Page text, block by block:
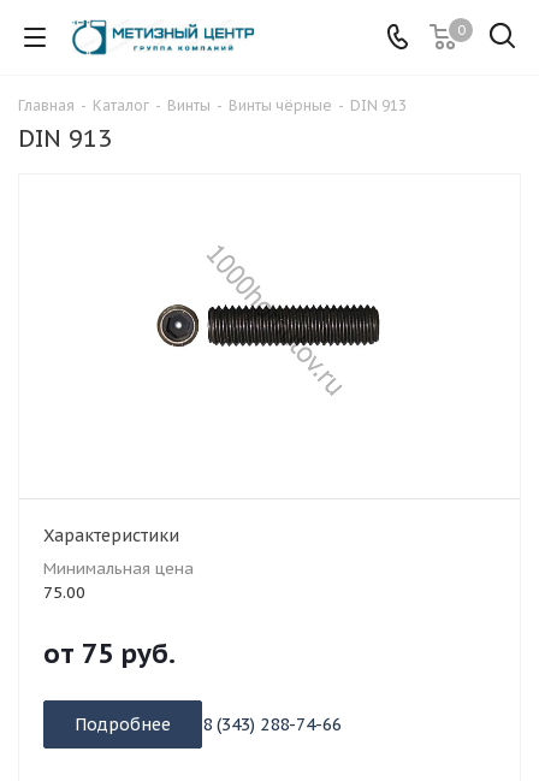
0
Главная - Каталог - Винты - Винты чёрные - DIN 913
DIN 913
Характеристики
Минимальная цена
75.00
от 75 руб.
Подробнее 8 (343) 288-74-66